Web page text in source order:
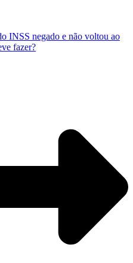
INSS negado e não voltou ao
fazer?